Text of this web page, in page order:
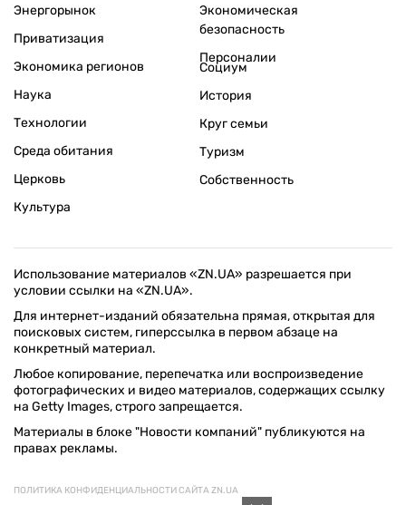
Энергорынок
Приватизация
Экономика регионов
Экономическая
безопасность
Персоналии
Наука
Технологии
Среда обитания
Церковь
Культура
Социум
История
Круг семьи
Туризм
Собственность
Использование материалов «ZN.UA» разрешается при
условии ссылки на «ZN.UA».
Для интернет-изданий обязательна прямая, открытая для
поисковых систем, гиперссылка в первом абзаце на
конкретный материал.
Любое копирование, перепечатка или воспроизведение
фотографических и видео материалов, содержащих ссылку
на Getty Images, строго запрещается.
Материалы в блоке "Новости компаний" публикуются на
правах рекламы.
ПОЛИТИКА КОНФИДЕНЦИАЛЬНОСТИ САЙТА ZN.UA